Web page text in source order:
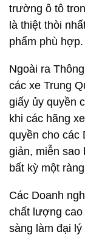
trường ô tô
là thiệt thòi
phẩm phù hợp.
Ngoài ra
các xe Trung
giấy ủy quyền
khi các hãng
quyền cho các
giản, miễn sao
bất kỳ một
Các Doanh
chất lượng
sàng làm đại